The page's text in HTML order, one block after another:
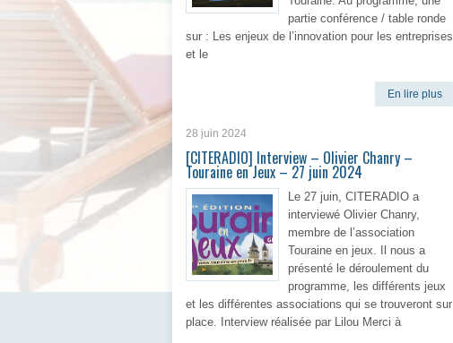
partie conférence / table ronde
sur : Les enjeux de l’innovation pour les entreprises
et le
En lire plus
28 juin 2024
[CITERADIO] Interview – Olivier Chanry –
Touraine en Jeux – 27 juin 2024
Le 27 juin, CITERADIO a
interviewé Olivier Chanry,
membre de l’association
Touraine en jeux. Il nous a
présenté le déroulement du
programme, les différents jeux
et les différentes associations qui se trouveront sur
place. Interview réalisée par Lilou Merci à